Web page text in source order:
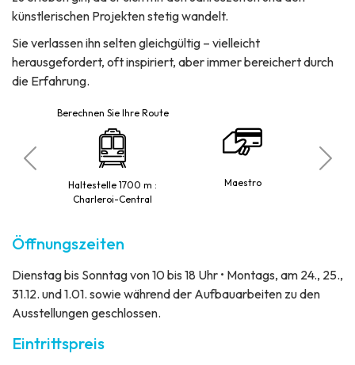
künstlerischen Projekten stetig wandelt.
Sie verlassen ihn selten gleichgültig – vielleicht
herausgefordert, oft inspiriert, aber immer bereichert durch
die Erfahrung.
Berechnen Sie Ihre Route
Haltestelle 1700 m :
Charleroi-Central
Maestro
Öffnungszeiten
Dienstag bis Sonntag von 10 bis 18 Uhr • Montags, am 24., 25.,
31.12. und 1.01. sowie während der Aufbauarbeiten zu den
Ausstellungen geschlossen.
Eintrittspreis